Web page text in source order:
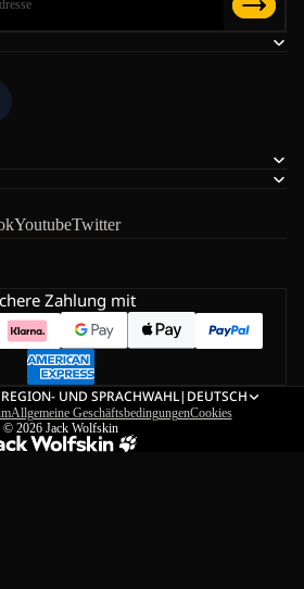
YoutubeTwitter
Zahlung mit
REGION- UND SPRACHWAHL| DEUTSCH
Allgemeine GeschäftsbedingungenCookies
© 2026 Jack Wolfskin